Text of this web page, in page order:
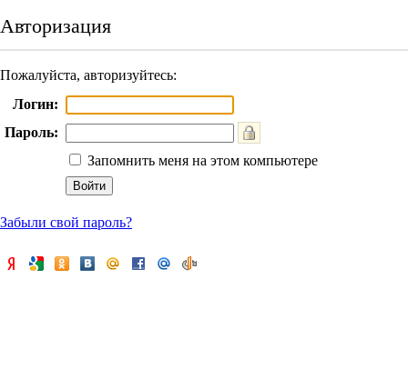
Авторизация
Пожалуйста, авторизуйтесь:
Логин:
Пароль:
Запомнить меня на этом компьютере
Забыли свой пароль?